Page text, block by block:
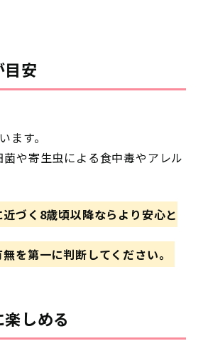
安
ます。
や寄生虫による食中毒やアレル
づく8歳頃以降ならより安心と
を第一に判断してください。
しめる